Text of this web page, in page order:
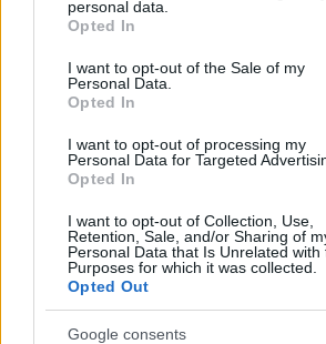
grant or deny consent to Google and its
use your data for below specified
consent section.
personal data.
Opted In
I want to opt-out of the Sale of my
Personal Data.
Opted In
I want to opt-out of processing my
Personal Data for Targeted
Opted In
I want to opt-out of Collection, Use,
Retention, Sale, and/or Sharing of
Personal Data that Is Unrelated with
Purposes for which it was collected.
Opted Out
Google consents
És íme a teljes, 2018-as friss lista: